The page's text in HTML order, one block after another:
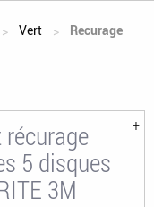
Vert Recurage
5 disques
3M